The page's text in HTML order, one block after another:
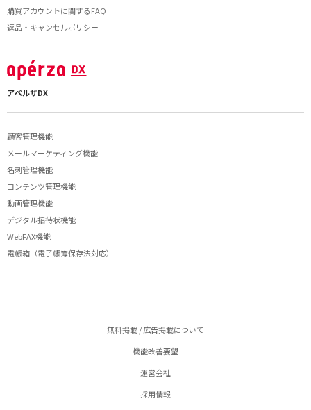
購買アカウントに関するFAQ
返品・キャンセルポリシー
アペルザDX
顧客管理機能
メールマーケティング機能
名刺管理機能
コンテンツ管理機能
動画管理機能
デジタル招待状機能
WebFAX機能
電帳箱（電子帳簿保存法対応）
無料掲載 / 広告掲載について
機能改善要望
運営会社
採用情報